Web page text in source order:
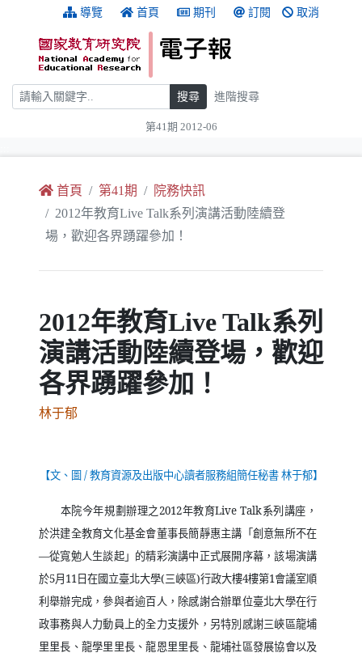
跳到主要內容 導覽 首頁 期刊 訂閱 取消
搜尋 搜尋 進階搜尋
第41期 2012-06
首頁 第41期
院務快訊
2012年教育Live Talk系列演講活動陸續登
場，歡迎各界踴躍參加！
2012年教育Live Talk系列
演講活動陸續登場，歡迎
各界踴躍參加！
林于郁
【文、圖/教育資源及出版中心讀者服務組簡任秘書 林于郁】
本院今年規劃辦理之2012年教育Live Talk系列講座，
於洪建全教育文化基金會董事長簡靜惠主講「創意無所不在
—從寬勉人生談起」的精彩演講中正式展開序幕，該場演講
於5月11日在國立臺北大學(三峽區)行政大樓4樓第1會議室順
利舉辦完成，參與者逾百人，除感謝合辦單位臺北大學在行
政事務與人力動員上的全力支援外，另特別感謝三峽區龍埔
里里長、龍學里里長、龍恩里里長、龍埔社區發展協會以及